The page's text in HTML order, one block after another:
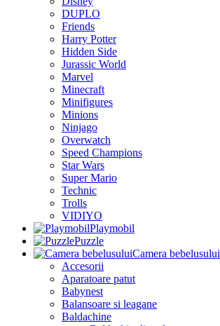
DUPLO
Friends
Harry Potter
Hidden Side
Jurassic World
Marvel
Minecraft
Minifigures
Minions
Ninjago
Overwatch
Speed Champions
Star Wars
Super Mario
Technic
Trolls
VIDIYO
Playmobil
Puzzle
Camera bebelusului
Accesorii
Aparatoare patut
Babynest
Balansoare si leagane
Baldachine